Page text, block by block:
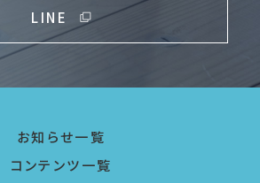
LINE
お知らせ一覧
コンテンツ一覧